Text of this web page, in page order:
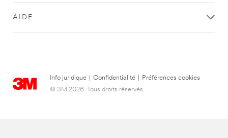
AIDE
Info juridique Confidentialité
Préférences cookies
© 3M 2026. Tous droits réservés.